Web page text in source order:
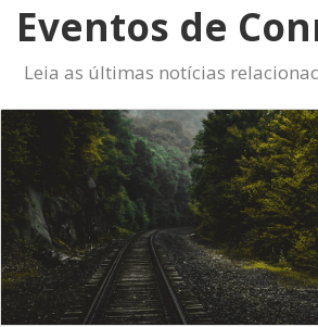
Eventos de
Leia as últimas notícias